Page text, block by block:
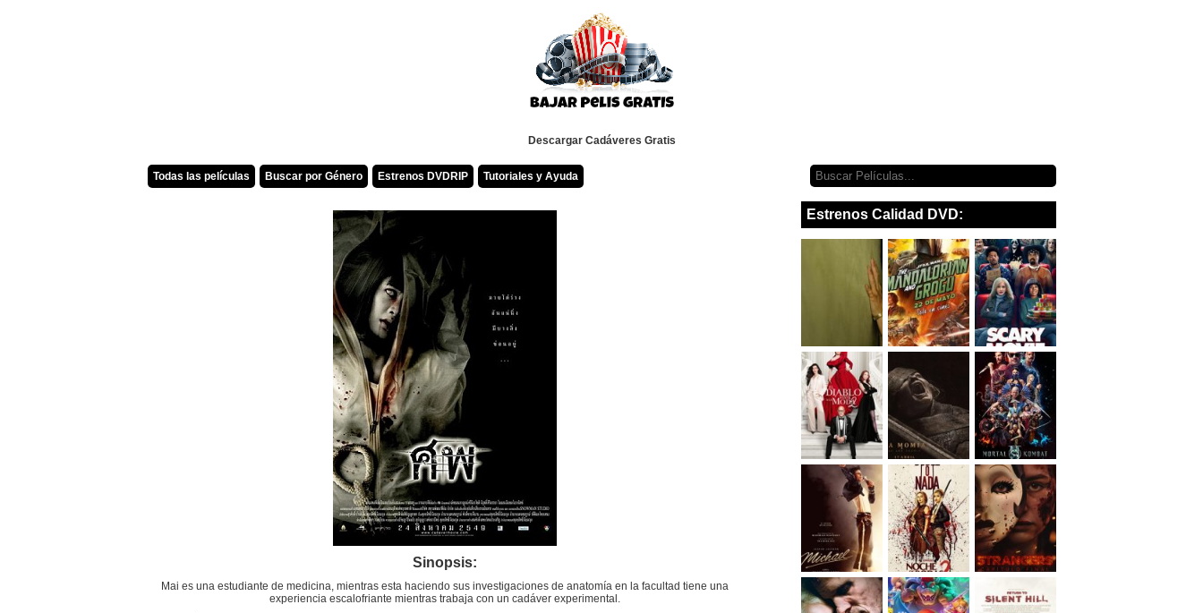
Descargar Cadáveres Gratis
Todas las películas Buscar por Género Estrenos DVDRIP Tutoriales y Ayuda
Sinopsis:
Mai es una estudiante de medicina, mientras esta haciendo sus investigaciones de anatomía en la facultad tiene una
experiencia escalofriante mientras trabaja con un cadáver experimental.
Estrenos Calidad DVD: